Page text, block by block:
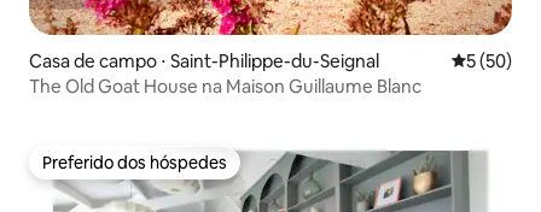
Casa de campo ⋅ Saint-Philippe-du-Seignal 5 de uma
5 (50)
The Old Goat House na Maison Guillaume Blanc
Preferido dos hóspedes
Preferido dos hóspedes